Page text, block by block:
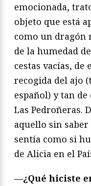
emocionada,
objeto que está
como un
de la humedad
cestas vacías, de
recogida del ajo
español) y tan de
Las Pedroñeras.
aquello sin
sentía como si
de Alicia en el
—¿Qué hiciste